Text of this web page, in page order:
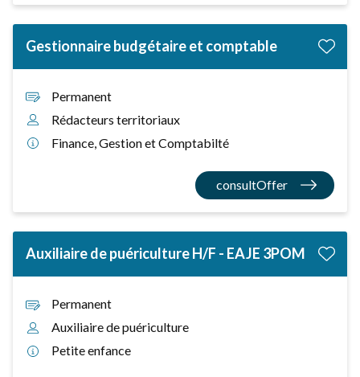
Gestionnaire budgétaire et comptable
Permanent
Rédacteurs territoriaux
Finance, Gestion et Comptabilté
consultOffer
Auxiliaire de puériculture H/F - EAJE 3POM
Permanent
Auxiliaire de puériculture
Petite enfance